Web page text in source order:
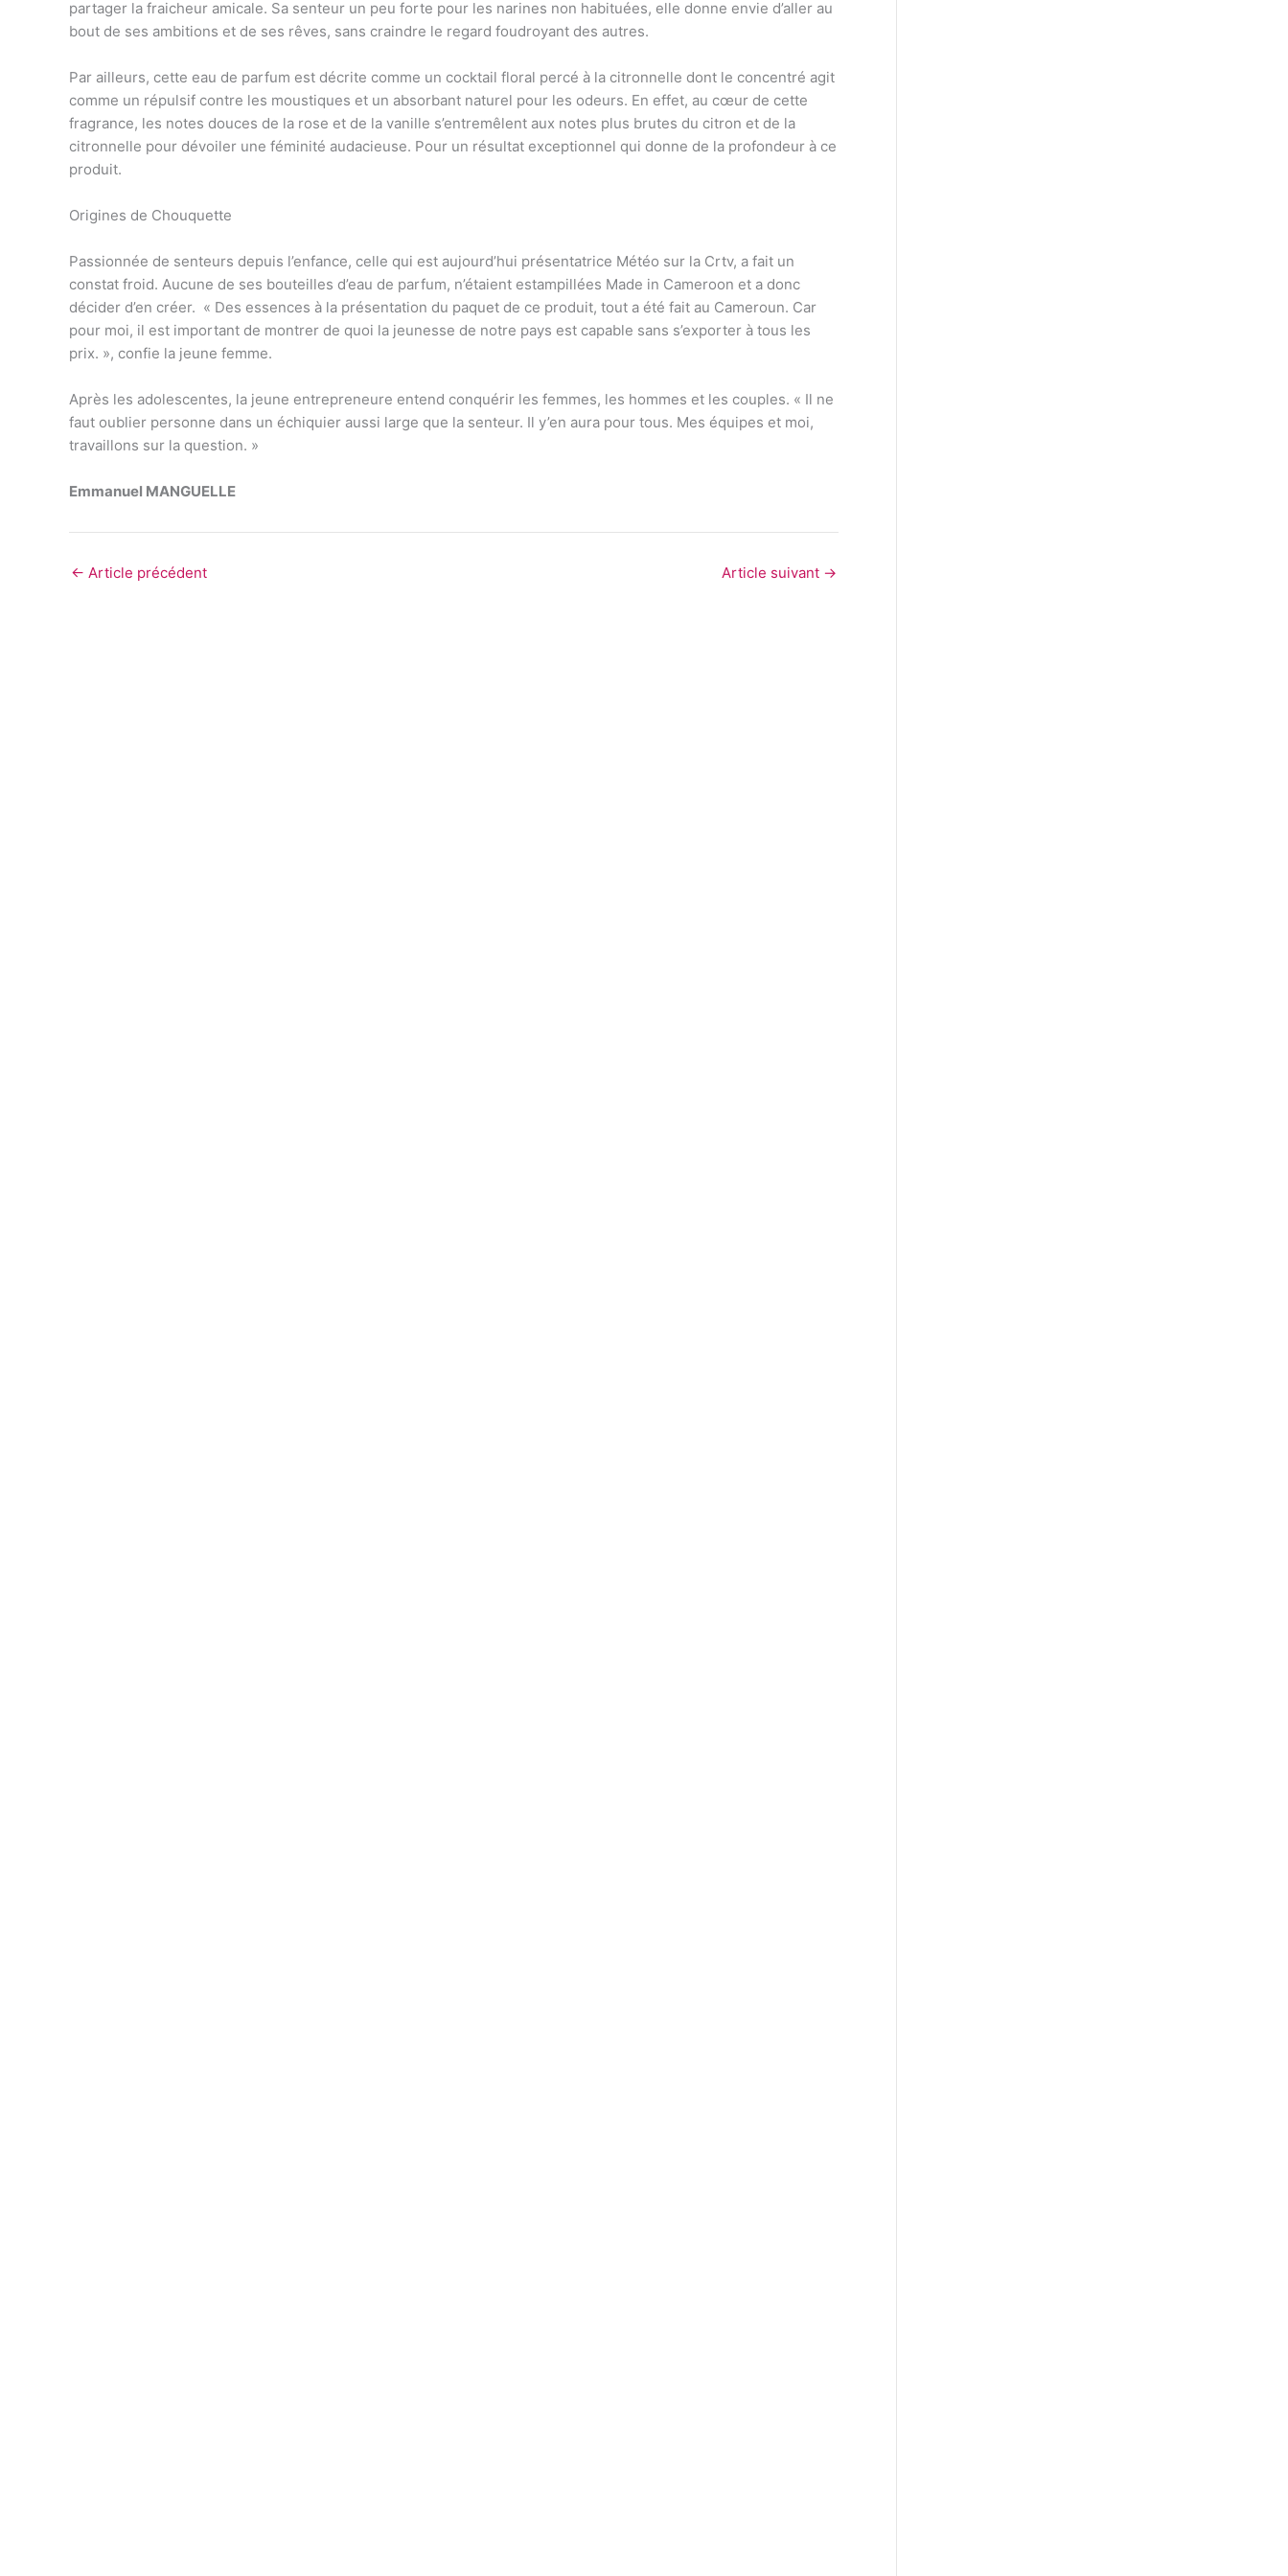
partager la fraicheur amicale. Sa senteur un peu forte pour les narines non habituées, elle donne envie d’aller au
bout de ses ambitions et de ses rêves, sans craindre le regard foudroyant des autres.
Par ailleurs, cette eau de parfum est décrite comme un cocktail floral percé à la citronnelle dont le concentré agit
comme un répulsif contre les moustiques et un absorbant naturel pour les odeurs. En effet, au cœur de cette
fragrance, les notes douces de la rose et de la vanille s’entremêlent aux notes plus brutes du citron et de la
citronnelle pour dévoiler une féminité audacieuse. Pour un résultat exceptionnel qui donne de la profondeur à ce
produit.
Origines de Chouquette
Passionnée de senteurs depuis l’enfance, celle qui est aujourd’hui présentatrice Météo sur la Crtv, a fait un
constat froid. Aucune de ses bouteilles d’eau de parfum, n’étaient estampillées Made in Cameroon et a donc
décider d’en créer. « Des essences à la présentation du paquet de ce produit, tout a été fait au Cameroun. Car
pour moi, il est important de montrer de quoi la jeunesse de notre pays est capable sans s’exporter à tous les
prix. », confie la jeune femme.
Après les adolescentes, la jeune entrepreneure entend conquérir les femmes, les hommes et les couples. « Il ne
faut oublier personne dans un échiquier aussi large que la senteur. Il y’en aura pour tous. Mes équipes et moi,
travaillons sur la question. »
Emmanuel MANGUELLE
← Article précédent Article suivant →